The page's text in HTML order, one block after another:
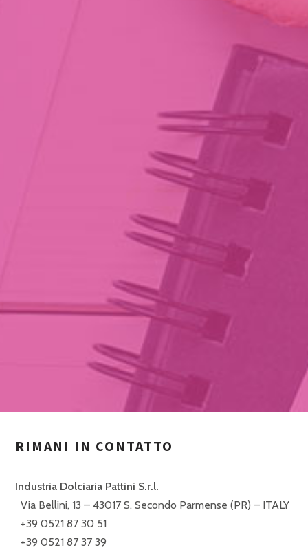
RIMANI IN CONTATTO
Industria Dolciaria Pattini S.r.l.
Via Bellini, 13 – 43017 S. Secondo Parmense (PR) – ITALY
+39 0521 87 30 51
+39 0521 87 37 39